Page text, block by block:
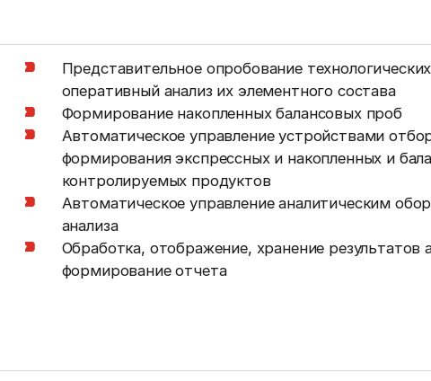
Представительное опробование
оперативный анализ их элементного состава
Формирование накопленных балансовых проб
Автоматическое управление устройствами
формирования экспрессных и накопленных и
контролируемых продуктов
Автоматическое управление аналитическим
анализа
Обработка, отображение, хранение результатов
формирование отчета